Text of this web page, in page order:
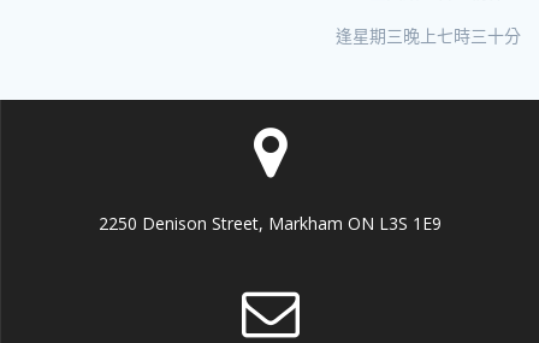
逢星期三晚上七時三十分
2250 Denison Street, Markham ON L3S 1E9